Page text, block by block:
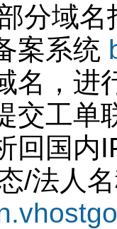
分域
案系统
名，进
交工单
回国内
/法人